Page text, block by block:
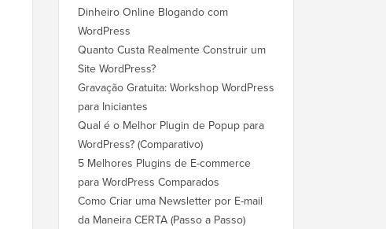
Dinheiro Online Blogando com
WordPress
Quanto Custa Realmente Construir um
Site WordPress?
Gravação Gratuita: Workshop WordPress
para Iniciantes
Qual é o Melhor Plugin de Popup para
WordPress? (Comparativo)
5 Melhores Plugins de E-commerce
para WordPress Comparados
Como Criar uma Newsletter por E-mail
da Maneira CERTA (Passo a Passo)